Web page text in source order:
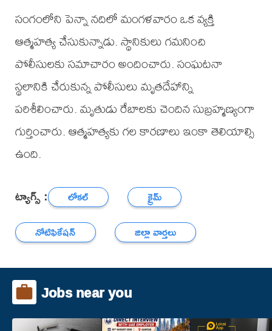
సంగంలోని పెన్నా నదిలో మంగళవారం ఒక వ్యక్తి
ఆత్మహత్య చేసుకున్నాడు. స్థానికులు గమనించి
పోలీసులకు సమాచారం అందించారు. సంఘటనా
స్థలానికి చేరుకున్న పోలీసులు మృతదేహాన్ని
పరిశీలించారు. మృతుడు రేబాలకు చెందిన సుబ్రహ్మణ్యంగా
గుర్తించారు. ఆత్మహత్యకు గల కారణాలు ఇంకా తెలియాల్సి
ఉంది.
ట్యాగ్స్ : లోకల్
క్రైమ్
నోటిఫికేషన్
జిల్లా వార్తలు
Jobs near you